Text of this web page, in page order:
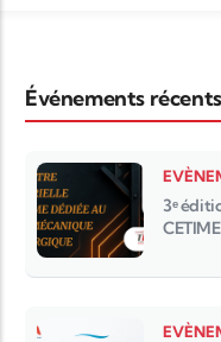
Événements récents
3ᵉ
CETIME